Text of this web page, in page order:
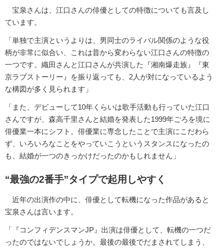
宝泉さんは、江口さんの俳優としての特徴についても言及し
ています。
「単独で主演というよりは、男同士のライバル関係のような役
柄が非常に似合い、これは昔から変わらない江口さんの特徴の
一つです。織田さんと江口さんが共演した『湘南爆走族』『東
京ラブストーリー』を振り返っても、2人が対になっているよう
な構図が多く見られます」
「また、デビューして10年くらいは歌手活動も行っていた江口
さんですが、森高千里さんと結婚を発表した1999年ごろを境に
俳優業一本にシフト。俳優業に専念したことで主演にこだわら
ず、いろいろなことをやっていこうというスタンスになったの
も、結婚が一つのきっかけだったのかもしれません」
“最強の2番手”タイプで起用しやすく
近年の出演作の中に、俳優として転機になった作品があると
宝泉さんは言います。
「『コンフィデンスマンJP』出演は俳優として、転機の一つだ
ったのではないでしょうか。最後の最後でだまされてしまう、